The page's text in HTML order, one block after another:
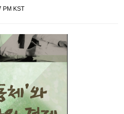
PM KST